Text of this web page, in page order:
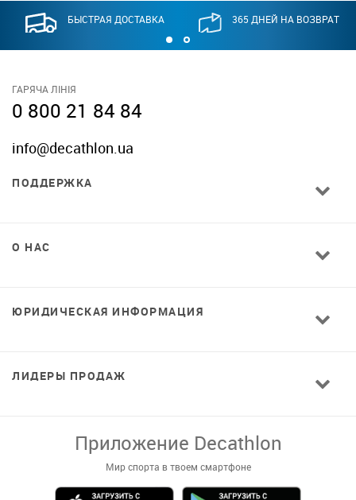
БЫСТРАЯ ДОСТАВКА 365 ДНЕЙ НА ВОЗВРАТ
ГАРЯЧА ЛІНІЯ
0 800 21 84 84
info@decathlon.ua
ПОДДЕРЖКА
О НАС
ЮРИДИЧЕСКАЯ ИНФОРМАЦИЯ
ЛИДЕРЫ ПРОДАЖ
Приложение Decathlon
Мир спорта в твоем смартфоне